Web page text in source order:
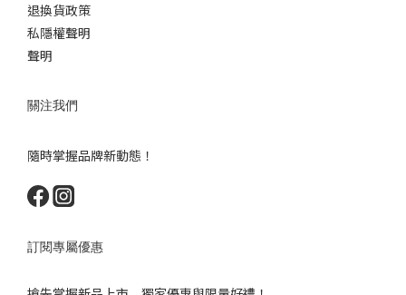
退換貨政策
私隱權聲明
聲明
關注我們
隨時掌握品牌新動態！
訂閱專屬優惠